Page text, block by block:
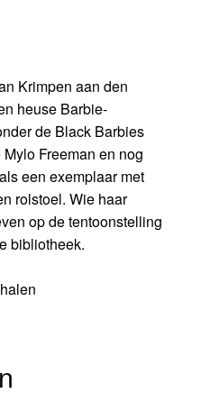
Krimpen aan den
heuse Barbie-
de Black Barbies
Freeman en nog
een exemplaar met
rolstoel. Wie haar
op de tentoonstelling
bibliotheek.